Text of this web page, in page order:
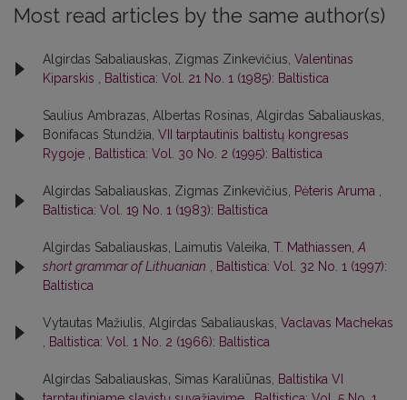
Most read articles by the same author(s)
Algirdas Sabaliauskas, Zigmas Zinkevičius, Valentinas
Kiparskis , Baltistica: Vol. 21 No. 1 (1985): Baltistica
Saulius Ambrazas, Albertas Rosinas, Algirdas Sabaliauskas,
Bonifacas Stundžia, VII tarptautinis baltistų kongresas
Rygoje , Baltistica: Vol. 30 No. 2 (1995): Baltistica
Algirdas Sabaliauskas, Zigmas Zinkevičius, Pėteris Aruma ,
Baltistica: Vol. 19 No. 1 (1983): Baltistica
Algirdas Sabaliauskas, Laimutis Valeika, T. Mathiassen,A
short grammar of Lithuanian , Baltistica: Vol. 32 No. 1 (1997):
Baltistica
Vytautas Mažiulis, Algirdas Sabaliauskas, Vaclavas Machekas
, Baltistica: Vol. 1 No. 2 (1966): Baltistica
Algirdas Sabaliauskas, Simas Karaliūnas, Baltistika VI